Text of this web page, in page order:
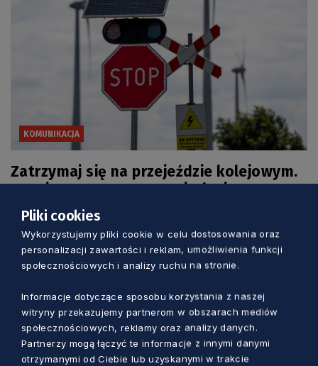
KOMUNIKACJA
Zatrzymaj się na przejeździe kolejowym.
Bezpieczny STOP to Twoje życie
Aleksander Olszak
Pliki cookies
Wykorzystujemy pliki cookie w celu dostosowania oraz
personalizacji zawartości i reklam, umożliwienia funkcji
społecznościowych i analizy ruchu na stronie.
Informacje dotyczące sposobu korzystania z naszej
witryny przekazujemy partnerom w obszarach mediów
społecznościowych, reklamy oraz analizy danych.
Partnerzy mogą łączyć te informacje z innymi danymi
otrzymanymi od Ciebie lub uzyskanymi w trakcie